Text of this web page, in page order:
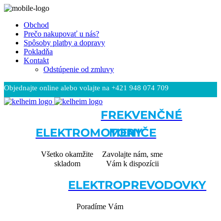
Obchod
Prečo nakupovať u nás?
Spôsoby platby a dopravy
Pokladňa
Kontakt
Odstúpenie od zmluvy
Objednajte online alebo volajte na +421 948 074 709
ELEKTROMOTORY
Všetko okamžite
skladom
FREKVENČNÉ
MENIČE
Zavolajte nám, sme
Vám k dispozícii
ELEKTROPREVODOVKY
Poradíme Vám